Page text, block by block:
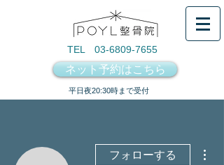
TEL 03-6809-7655
ネット予約はこちら
​平日夜20:30時まで受付
フォローする